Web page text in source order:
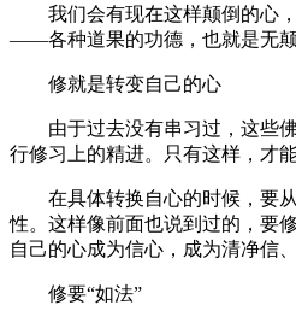
我们会有现在这样颠倒的心，
——各种道果的功德，也就是无颠
修就是转变自己的心
由于过去没有串习过，这些佛
行修习上的精进。只有这样，才
在具体转换自心的时候，要从
性。这样像前面也说到过的，要
自己的心成为信心，成为清净信
修要“如法”